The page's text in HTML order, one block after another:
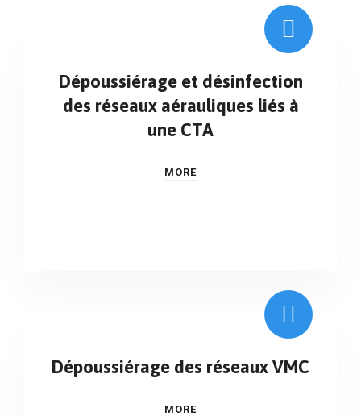
Dépoussiérage et désinfection
des réseaux aérauliques liés à
une CTA
MORE
Dépoussiérage des réseaux VMC
MORE